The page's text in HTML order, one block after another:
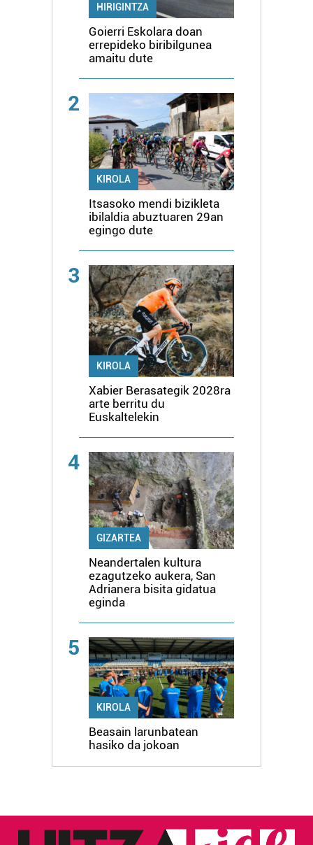
HIRIGINTZA
Goierri Eskolara doan
errepideko biribilgunea
amaitu dute
2
KIROLA
Itsasoko mendi bizikleta
ibilaldia abuztuaren 29an
egingo dute
3
KIROLA
Xabier Berasategik 2028ra
arte berritu du
Euskaltelekin
4
GIZARTEA
Neandertalen kultura
ezagutzeko aukera, San
Adrianera bisita gidatua
eginda
5
KIROLA
Beasain larunbatean
hasiko da jokoan